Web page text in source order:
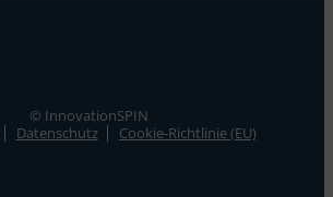
© InnovationSPIN
Datenschutz Cookie-Richtlinie (EU)